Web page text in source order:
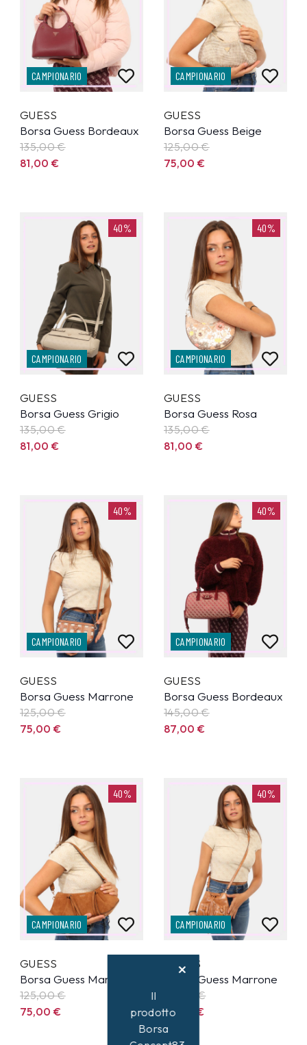
CAMPIONARIO
GUESS
Borsa Guess Bordeaux
135,00€
81,00€
CAMPIONARIO
GUESS
Borsa Guess Beige
125,00€
75,00€
40%
CAMPIONARIO
GUESS
Borsa Guess Grigio
135,00€
81,00€
40%
CAMPIONARIO
GUESS
Borsa Guess Rosa
135,00€
81,00€
40%
CAMPIONARIO
GUESS
Borsa Guess Marrone
125,00€
75,00€
40%
CAMPIONARIO
GUESS
Borsa Guess Bordeaux
145,00€
87,00€
40%
CAMPIONARIO
GUESS
Borsa Guess Marrone
125,00€
75,00€
40%
CAMPIONARIO
GUESS
Borsa Guess Marrone
€
57,00
€
Il
prodotto
Borsa